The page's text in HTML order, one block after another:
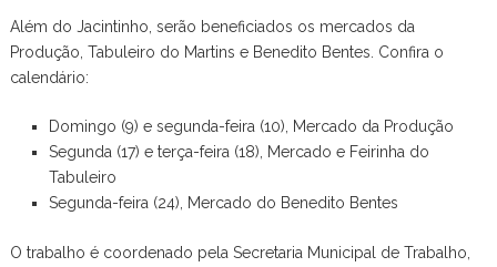
Além do Jacintinho, serão beneficiados os mercados da
Produção, Tabuleiro do Martins e Benedito Bentes. Confira o
calendário:
Domingo (9) e segunda-feira (10), Mercado da Produção
Segunda (17) e terça-feira (18), Mercado e Feirinha do
Tabuleiro
Segunda-feira (24), Mercado do Benedito Bentes
O trabalho é coordenado pela Secretaria Municipal de Trabalho,